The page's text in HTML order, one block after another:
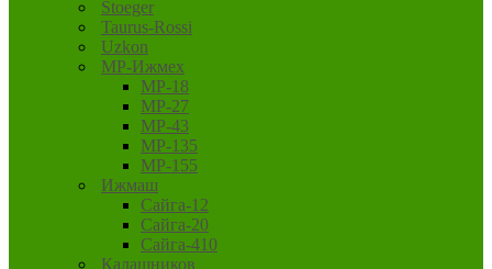
Stoeger
Taurus-Rossi
Uzkon
MP-Ижмех
MP-18
MP-27
MP-43
MP-135
MP-155
Ижмаш
Сайга-12
Сайга-20
Сайга-410
Калашников